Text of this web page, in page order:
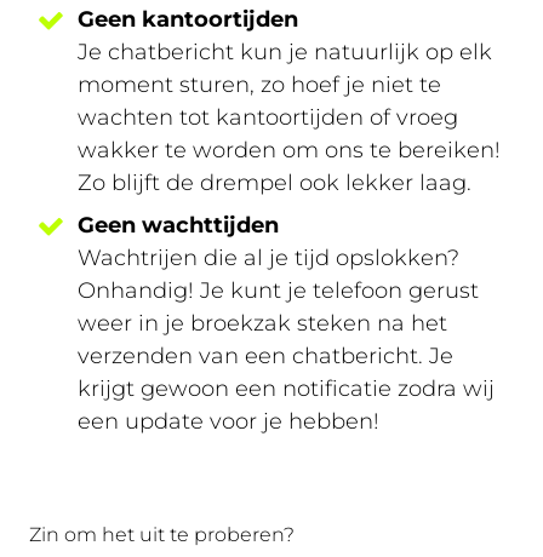
Geen kantoortijden
Je chatbericht kun je natuurlijk op elk
moment sturen, zo hoef je niet te
wachten tot kantoortijden of vroeg
wakker te worden om ons te bereiken!
Zo blijft de drempel ook lekker laag.
Geen wachttijden
Wachtrijen die al je tijd opslokken?
Onhandig! Je kunt je telefoon gerust
weer in je broekzak steken na het
verzenden van een chatbericht. Je
krijgt gewoon een notificatie zodra wij
een update voor je hebben!
Zin om het uit te proberen?